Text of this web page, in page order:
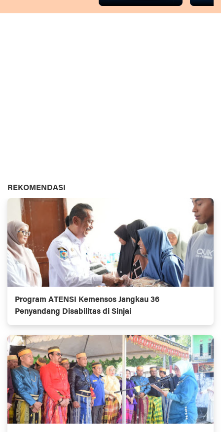
REKOMENDASI
Program ATENSI Kemensos Jangkau 36
Penyandang Disabilitas di Sinjai